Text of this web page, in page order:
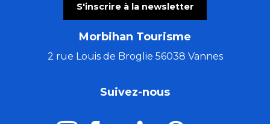
S'inscrire à la newsletter
Morbihan Tourisme
2 rue Louis de Broglie 56038 Vannes
Suivez-nous